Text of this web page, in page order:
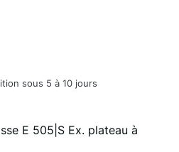
sous 5 à 10 jours
E 505|S Ex. plateau à